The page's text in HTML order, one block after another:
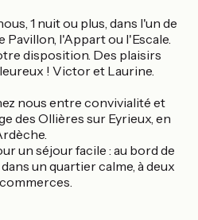
1 nuit ou plus, dans l'un de
Pavillon, l'Appart ou l'Escale.
disposition. Des plaisirs
! Victor et Laurine.
nous entre convivialité et
des Ollières sur Eyrieux, en
un séjour facile : au bord de
un quartier calme, à deux